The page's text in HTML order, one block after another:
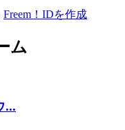
Freem！IDを作成
ム
...